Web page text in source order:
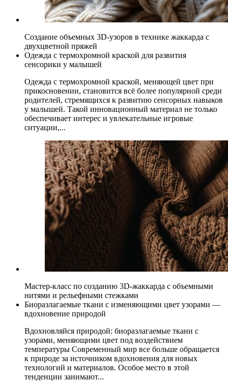
Создание объемных 3D-узоров в технике жаккарда с
двухцветной пряжей
Одежда с термохромной краской для развития
сенсорики у малышей
Одежда с термохромной краской, меняющей цвет при
прикосновении, становится всё более популярной среди
родителей, стремящихся к развитию сенсорных навыков
у малышей. Такой инновационный материал не только
обеспечивает интерес и увлекательные игровые
ситуации,...
Мастер-класс по созданию 3D-жаккарда с объемными
нитями и рельефными стежками
Биоразлагаемые ткани с изменяющими цвет узорами —
вдохновение природой
Вдохновляйся природой: биоразлагаемые ткани с
узорами, меняющими цвет под воздействием
температуры Современный мир все больше обращается
к природе за источником вдохновения для новых
технологий и материалов. Особое место в этой
тенденции занимают...